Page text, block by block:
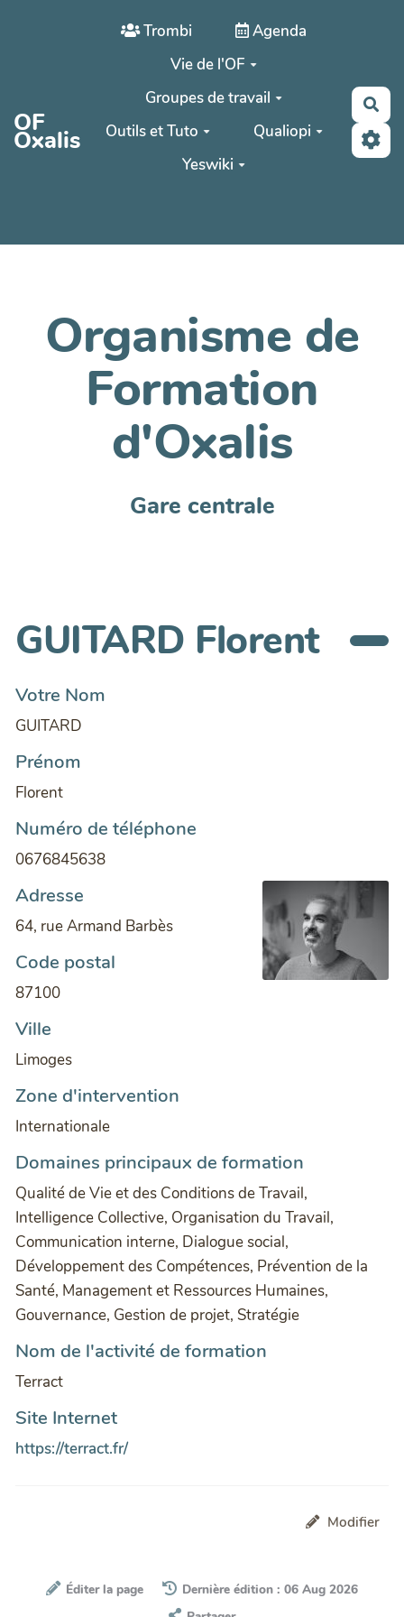
Aller au contenu principal
OF
Oxalis
Trombi
Agenda
Vie de l'OF
Groupes de travail
Outils et Tuto
Qualiopi
Yeswiki
Organisme de
Formation
d'Oxalis
Gare centrale
GUITARD Florent
Votre Nom
GUITARD
Prénom
Florent
Numéro de téléphone
0676845638
Adresse
64, rue Armand Barbès
Code postal
87100
Ville
Limoges
Zone d'intervention
Internationale
Domaines principaux de formation
Qualité de Vie et des Conditions de Travail,
Intelligence Collective, Organisation du Travail,
Communication interne, Dialogue social,
Développement des Compétences, Prévention de la
Santé, Management et Ressources Humaines,
Gouvernance, Gestion de projet, Stratégie
Nom de l'activité de formation
Terract
Site Internet
https://terract.fr/
Modifier
Éditer la page
Dernière édition : 06 Aug 2026